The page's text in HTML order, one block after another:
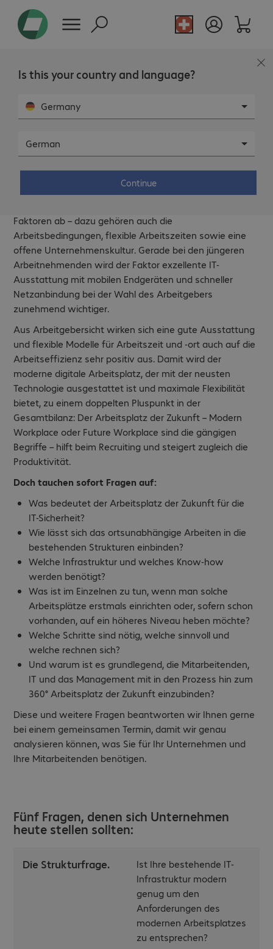
Is this your country and language?
Germany
German
Continue
360° Arbeitsplatz der Zukunft.
Faktoren ab – dazu gehören auch die
Arbeitsbedingungen, flexible Arbeitszeiten sowie eine
offene Unternehmenskultur. Gerade bei den jüngeren
Arbeitnehmenden wird der Faktor exzellente IT-
Ausstattung mit mobilen Endgeräten und schneller
Netzanbindung bei der Wahl des Arbeitgebers
zunehmend wichtiger.
Aus Arbeitgebersicht wirken sich eine gute Ausstattung
und flexible Modelle für Arbeitszeit und -ort auch auf die
Arbeitseffizienz sehr positiv aus. Damit wird der
moderne digitale Arbeitsplatz, der mit der neusten
Technologie ausgestattet ist und maximale Flexibilität
bietet, zu einem doppelten Pluspunkt in der
Gesamtbilanz: Der Arbeitsplatz der Zukunft – Modern
Workplace oder Future Workplace sind die gängigen
Begriffe – hilft beim Recruiting und steigert zugleich die
Produktivität.
Doch tauchen sofort Fragen auf:
Was bedeutet der Arbeitsplatz der Zukunftfür die
IT-Sicherheit?
Wie lässt sich das ortsunabhängige Arbeiten in die
bestehenden Strukturen einbinden?
Welche Infrastruktur und welches Know-how
werden benötigt?
Was ist im Einzelnen zu tun, wenn man solche
Arbeitsplätze erstmals einrichten oder, sofern schon
vorhanden, auf ein höheres Niveau heben möchte?
Welche Schritte sind nötig, welche sinnvoll und
welche rechnen sich?
Und warum ist es grundlegend, die Mitarbeitenden,
IT und das Management mit in den Prozess hin zum
360° Arbeitsplatz der Zukunft einzubinden?
Diese und weitere Fragen beantworten wir Ihnen gerne
bei einem gemeinsamen Termin, damit wir genau
analysieren können, was Sie für Ihr Unternehmen und
Ihre Mitarbeitenden benötigen.
Fünf Fragen, denen sich Unternehmen
heute stellen sollten:
Die Strukturfrage.
Ist Ihre bestehende IT-
Infrastruktur modern
genug um den
Anforderungen des
modernen Arbeitsplatzes
zu entsprechen?